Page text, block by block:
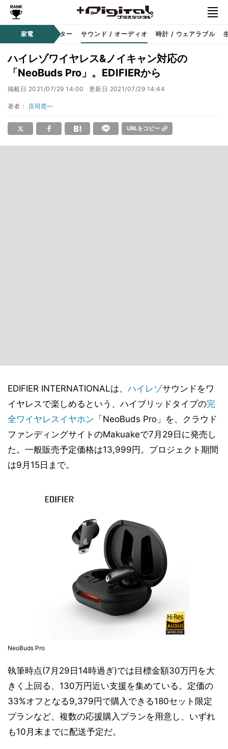
家電プロジェクター サウンド / オーディオ 時計 / ウェアラブル
ハイレゾワイヤレス&ノイキャン対応の
「NeoBuds Pro」。EDIFIERから
掲載日 2021/07/29 14:00 更新日 2021/07/29 14:44
著者： 庄司亮一
URLをコピー
EDIFIER INTERNATIONALは、 ハイレゾサウンドをワ
イヤレスで楽しめるという、ハイブリッドタイプの完
全ワイヤレスイヤホン 「NeoBuds Pro」を、クラウド
ファンディングサイトのMakuakeで7月29日に発売し
た。一般販売予定価格は13,999円。プロジェクト期間
は9月15日まで。
NeoBuds Pro
執筆時点(7月29日14時過ぎ)では目標金額30万円を大
きく上回る、130万円近い支援を集めている。定価の
33%オフとなる9,379円で購入できる180セット限定
プランなど、複数の応援購入プランを用意し、いずれ
も10月末までに配送予定だ。